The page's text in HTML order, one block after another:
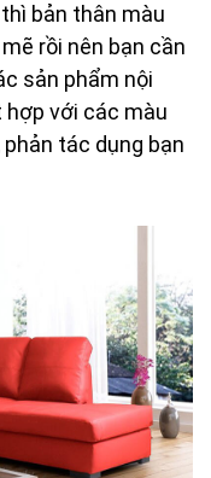
bản thân màu
rồi nên bạn cần
sản phẩm nội
với các màu
phản tác dụng bạn